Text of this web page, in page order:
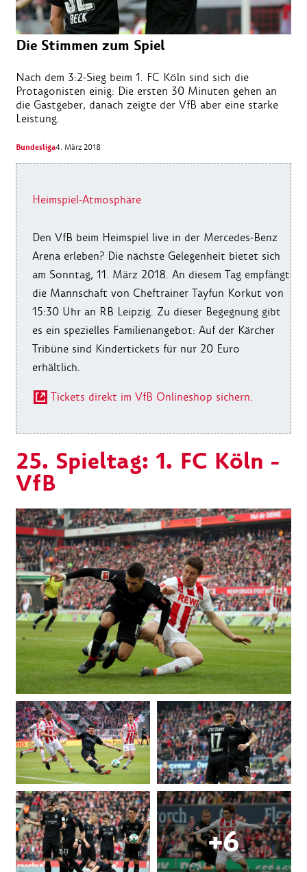
Die Stimmen zum Spiel
Nach dem 3:2-Sieg beim 1. FC Köln sind sich die
Protagonisten einig: Die ersten 30 Minuten gehen an
die Gastgeber, danach zeigte der VfB aber eine starke
Leistung.
Bundesliga4. März 2018
Heimspiel-Atmosphäre
Den VfB beim Heimspiel live in der Mercedes-Benz
Arena erleben? Die nächste Gelegenheit bietet sich
am Sonntag, 11. März 2018. An diesem Tag empfängt
die Mannschaft von Cheftrainer Tayfun Korkut von
15:30 Uhr an RB Leipzig. Zu dieser Begegnung gibt
es ein spezielles Familienangebot: Auf der Kärcher
Tribüne sind Kindertickets für nur 20 Euro
erhältlich.
Tickets direkt im VfB Onlineshop sichern.
25. Spieltag: 1. FC Köln -
VfB